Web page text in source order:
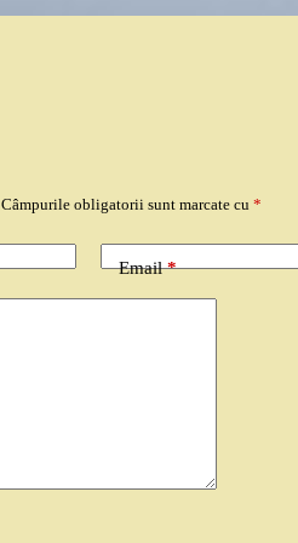
Câmpurile obligatorii sunt marcate cu *
Email*